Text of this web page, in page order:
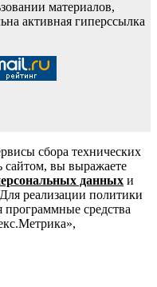
материалов,
активная гиперссылка
сбора технических
сайтом, вы выражаете
данных и
реализации политики
средства